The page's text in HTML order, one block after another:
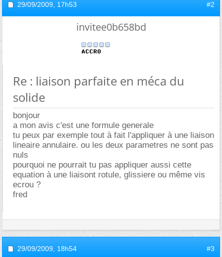
29/09/2009, 17h53 #2
invitee0b658bd
Re : liaison parfaite en méca du
solide
bonjour
a mon avis c'est une formule generale
tu peux par exemple tout à fait l'appliquer à une liaison
lineaire annulaire. ou les deux parametres ne sont pas
nuls
pourquoi ne pourrait tu pas appliquer aussi cette
equation à une liaisont rotule, glissiere ou même vis
ecrou ?
fred
29/09/2009, 18h54 #3